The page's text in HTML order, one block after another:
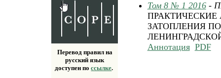
Перевод правил на
русский язык
доступен поссылке.
Том 8 № 1 2016-
ПРАКТИЧЕСКИЕ
ЗАТОПЛЕНИЯ
Аннотация PDF